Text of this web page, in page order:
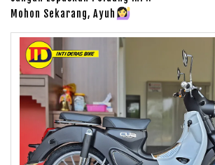
Mohon Sekarang, Ayuh